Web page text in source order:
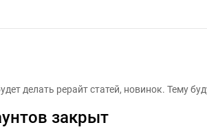
делать рерайт статей, новинок. Тему
закрыт